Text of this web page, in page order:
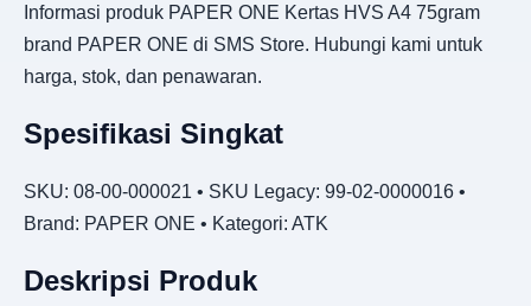
Informasi produk PAPER ONE Kertas HVS A4 75gram
brand PAPER ONE di SMS Store. Hubungi kami untuk
harga, stok, dan penawaran.
Spesifikasi Singkat
SKU: 08-00-000021 • SKU Legacy: 99-02-0000016 •
Brand: PAPER ONE • Kategori: ATK
Deskripsi Produk